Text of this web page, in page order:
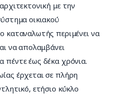
με την
οικιακού
καταναλωτής περιμένει να
να απολαμβάνει
πέντε έως δέκα χρόνια.
έρχεται σε πλήρη
ετήσιο κύκλο